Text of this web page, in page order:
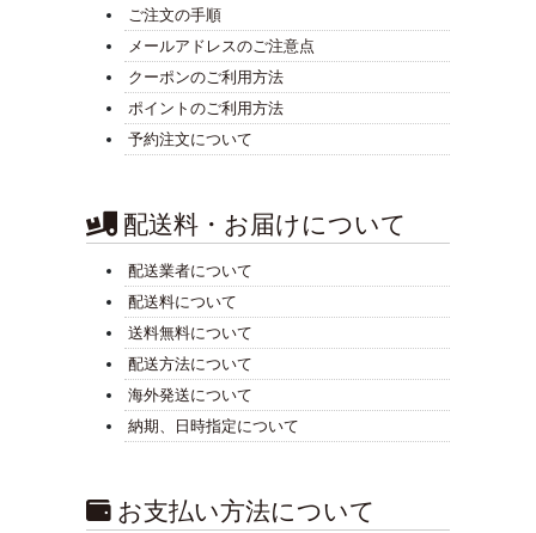
ご注文の手順
メールアドレスのご注意点
クーポンのご利用方法
ポイントのご利用方法
予約注文について
配送料・お届けについて
配送業者について
配送料について
送料無料について
配送方法について
海外発送について
納期、日時指定について
お支払い方法について